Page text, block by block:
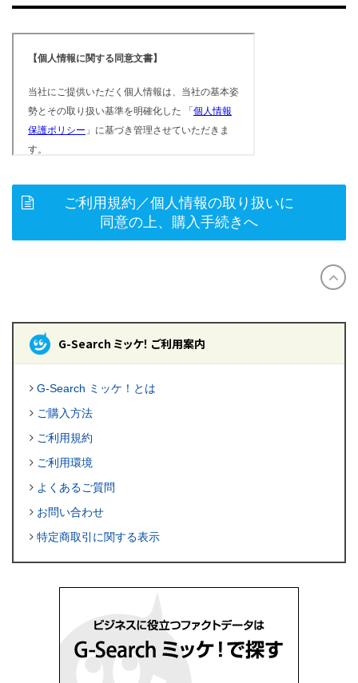
ご利用規約／個人情報の取り扱いに
同意の上、購入手続きへ
G-Search ミッケ！ ご利用案内
G-Search ミッケ！とは
ご購入方法
ご利用規約
ご利用環境
よくあるご質問
お問い合わせ
特定商取引に関する表示